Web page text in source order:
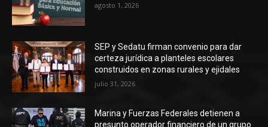
agosto 1, 2026
SEP y Sedatu firman convenio para dar
certeza jurídica a planteles escolares
construidos en zonas rurales y ejidales
julio 31, 2026
Marina y Fuerzas Federales detienen a
presunto operador financiero de un grupo